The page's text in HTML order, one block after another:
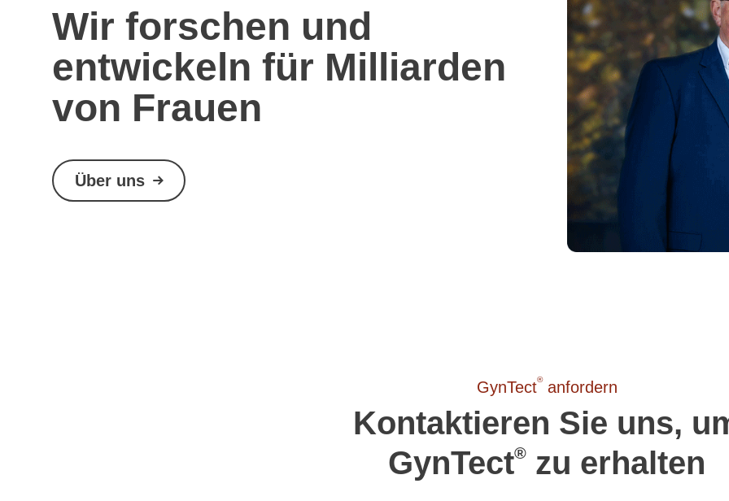
Wir forschen und
entwickeln für Milliarden
von Frauen
Über uns
GynTect®anfordern
Kontaktieren Sie uns,
GynTect® zu erhalten